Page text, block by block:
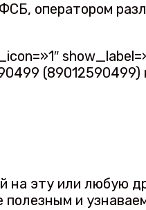
оператором
(89012590499)
на эту или любую
и